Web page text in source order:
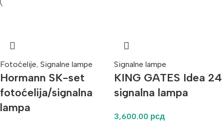
Fotoćelije, Signalne lampe
Hormann SK-set
fotoćelija/signalna
lampa
Signalne lampe
KING GATES Idea 24
signalna lampa
3,600.00 рсд